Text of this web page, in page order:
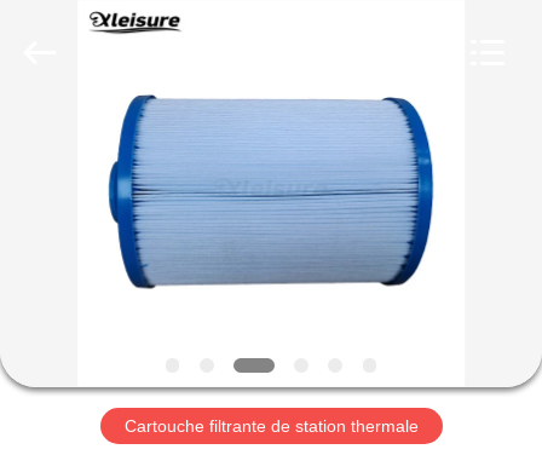
APERÇU
PRODUITS
DE
NOUS
Cartouche filtrante de station thermale